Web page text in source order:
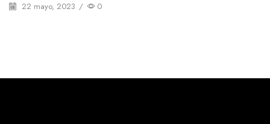
22 mayo, 2023 / 0